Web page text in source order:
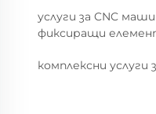
услуги за CNC
фиксиращи
комплексни услуги